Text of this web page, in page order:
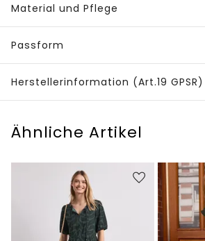
Material und Pflege
Passform
Herstellerinformation (Art.19 GPSR)
Ähnliche Artikel